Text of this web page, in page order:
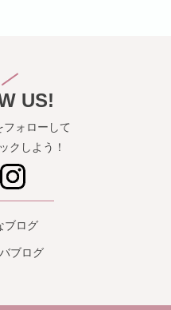
US!
フォローして
クしよう！
ブログ
ブログ